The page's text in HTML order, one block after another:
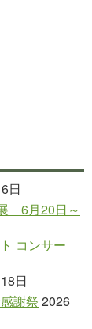
日
6月20日～
コンサー
日
謝祭 2026